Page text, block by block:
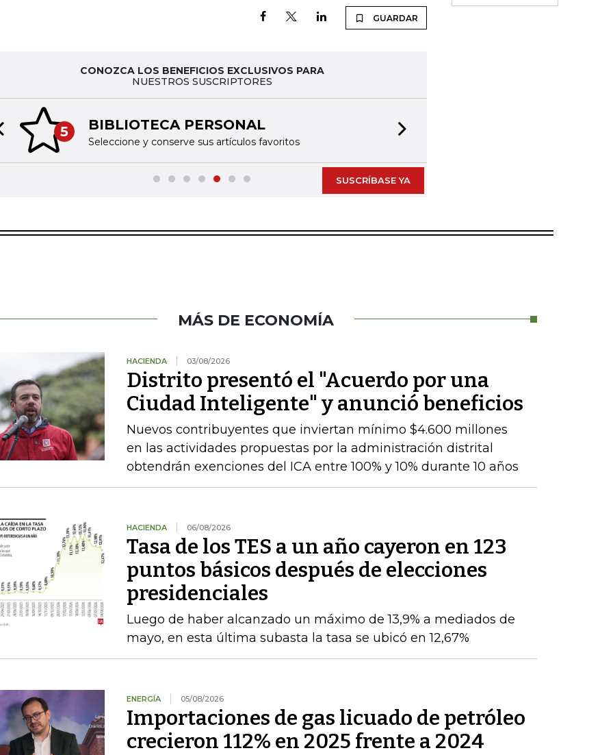
GUARDAR
CONOZCA LOS BENEFICIOS EXCLUSIVOS PARA
NUESTROS SUSCRIPTORES
5 BIBLIOTECA PERSONAL
Seleccione y conserve sus artículos favoritos
Previous slide
SUSCRÍBASE YA
MÁS DE ECONOMÍA
HACIENDA 03/08/2026
Distrito presentó el "Acuerdo por una
Ciudad Inteligente" y anunció beneficios
Nuevos contribuyentes que inviertan mínimo $4.600 millones
en las actividades propuestas por la administración distrital
obtendrán exenciones del ICA entre 100% y 10% durante 10 años
HACIENDA 06/08/2026
Tasa de los TES a un año cayeron en 123
puntos básicos después de elecciones
presidenciales
Luego de haber alcanzado un máximo de 13,9% a mediados de
mayo, en esta última subasta la tasa se ubicó en 12,67%
ENERGÍA 05/08/2026
Importaciones de gas licuado de petróleo
crecieron 112% en 2025 frente a 2024